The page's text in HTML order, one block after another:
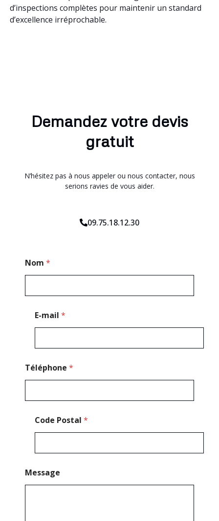
d’inspections complètes pour maintenir un standard
d’excellence irréprochable.
Demandez votre devis
gratuit
N’hésitez pas à nous appeler ou nous contacter, nous
serions ravies de vous aider.
09.75.18.12.30
Nom *
E-mail *
Téléphone *
Code Postal *
Message